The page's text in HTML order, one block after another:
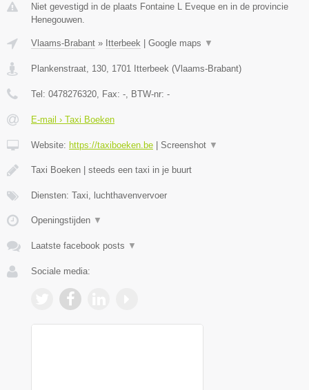
Niet gevestigd in de plaats Fontaine L Eveque en in de provincie
Henegouwen.
Vlaams-Brabant » Itterbeek Google maps ▼
Plankenstraat, 130, 1701 Itterbeek (Vlaams-Brabant)
Tel: 0478276320, Fax: -, BTW-nr: -
E-mail › Taxi Boeken
Website: https://taxiboeken.be Screenshot ▼
Taxi Boeken | steeds een taxi in je buurt
Diensten: Taxi, luchthavenvervoer
Openingstijden ▼
Laatste facebook posts ▼
Sociale media: